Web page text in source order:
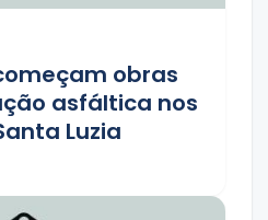
obras
asfáltica nos
Luzia